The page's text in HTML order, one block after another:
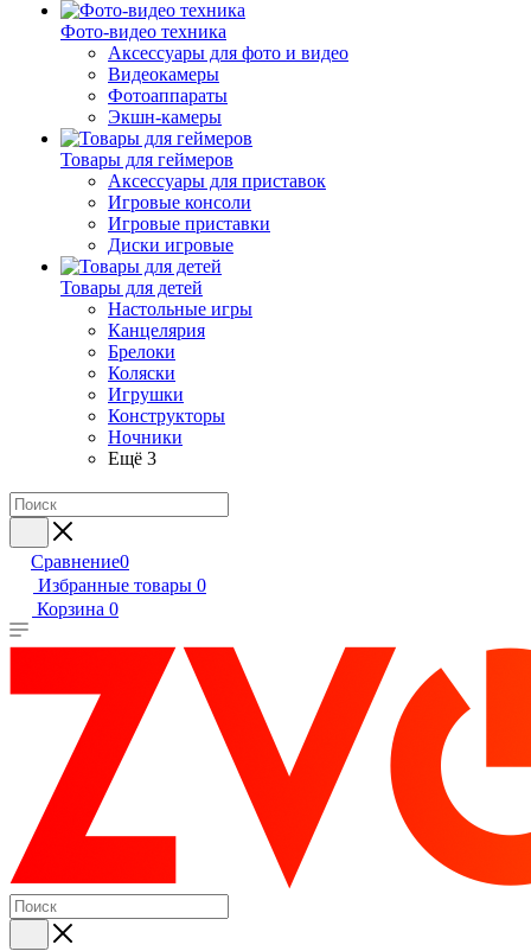
Фото-видео техника
Аксессуары для фото и видео
Видеокамеры
Фотоаппараты
Экшн-камеры
Товары для геймеров
Аксессуары для приставок
Игровые консоли
Игровые приставки
Диски игровые
Товары для детей
Настольные игры
Канцелярия
Брелоки
Коляски
Игрушки
Конструкторы
Ночники
Ещё 3
Сравнение0
Избранные товары 0
Корзина 0